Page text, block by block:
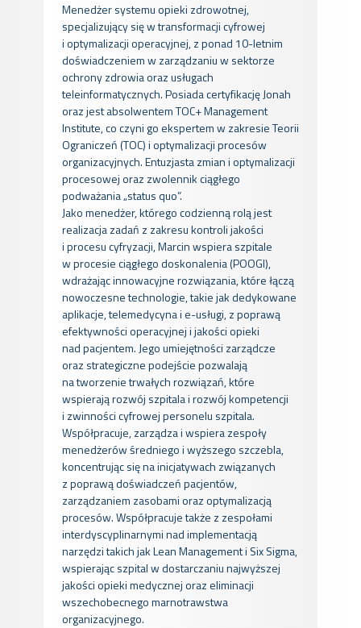
Menedżer systemu opieki zdrowotnej,
specjalizujący się w transformacji cyfrowej
i optymalizacji operacyjnej, z ponad 10-letnim
doświadczeniem w zarządzaniu w sektorze
ochrony zdrowia oraz usługach
teleinformatycznych. Posiada certyfikację Jonah
oraz jest absolwentem TOC+ Management
Institute, co czyni go ekspertem w zakresie Teorii
Ograniczeń (TOC) i optymalizacji procesów
organizacyjnych. Entuzjasta zmian i optymalizacji
procesowej oraz zwolennik ciągłego
podważania „status quo”.
Jako menedżer, którego codzienną rolą jest
realizacja zadań z zakresu kontroli jakości
i procesu cyfryzacji, Marcin wspiera szpitale
w procesie ciągłego doskonalenia (POOGI),
wdrażając innowacyjne rozwiązania, które łączą
nowoczesne technologie, takie jak dedykowane
aplikacje, telemedycyna i e-usługi, z poprawą
efektywności operacyjnej i jakości opieki
nad pacjentem. Jego umiejętności zarządcze
oraz strategiczne podejście pozwalają
na tworzenie trwałych rozwiązań, które
wspierają rozwój szpitala i rozwój kompetencji
i zwinności cyfrowej personelu szpitala.
Współpracuje, zarządza i wspiera zespoły
menedżerów średniego i wyższego szczebla,
koncentrując się na inicjatywach związanych
z poprawą doświadczeń pacjentów,
zarządzaniem zasobami oraz optymalizacją
procesów. Współpracuje także z zespołami
interdyscyplinarnymi nad implementacją
narzędzi takich jak Lean Management i Six Sigma,
wspierając szpital w dostarczaniu najwyższej
jakości opieki medycznej oraz eliminacji
wszechobecnego marnotrawstwa
organizacyjnego.